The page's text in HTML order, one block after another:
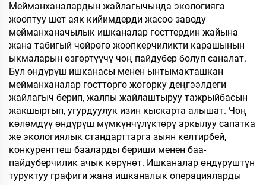
арналган, мейманхана
үчүн жана
авиакомпаниялар үчүн
шлепкилер
Мейманханалардын жайлагычында экологияга
жооптуу шет аяк кийимдерди жасоо заводу
мейманханачылык ишканалар госттердин жайына
жана табигый чөйрөгө жоопкерчиликти карашынын
ыкмаларын өзгөртүүчү чоң пайдубер болуп саналат.
Бул өндүрүш ишканасы менен ынтымакташкан
мейманханалар гостторго жогорку деңгээлдеги
жайлагыч берип, жалпы жайлаштыруу тажрыйбасын
жакшыртып, угурдуулук изин кыскарта алышат. Чоң
көлөмдүү өндүрүш мүмкүнчүлүктөрү аркылуу сапатка
же экологиялык стандарттарга зыян келтирбей,
конкуренттеш бааларды бериши менен баа-
пайдуберчилик ачык көрүнөт. Ишканалар өндүрүштүн
туруктуу графиги жана ишканалык операцияларды